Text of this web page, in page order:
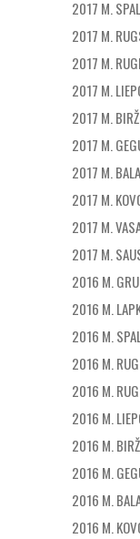
2017 M.
2017 M.
2017 M.
2017 M.
2017 M.
2017 M.
2017 M.
2017 M.
2017 M.
2017 M.
2016 M.
2016 M.
2016 M.
2016 M.
2016 M.
2016 M.
2016 M.
2016 M.
2016 M.
2016 M.